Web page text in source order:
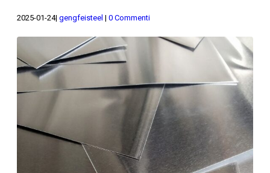
2025-01-24 gengfeisteel 0 Commenti